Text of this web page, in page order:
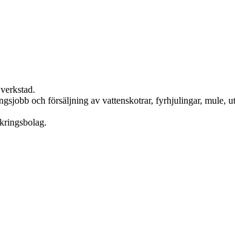
och försäljning av vattenskotrar, fyrhjulingar, mule,